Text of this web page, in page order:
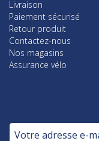
Livraison
Paiement sécurisé
Retour produit
Contactez-nous
Nos magasins
Assurance vélo